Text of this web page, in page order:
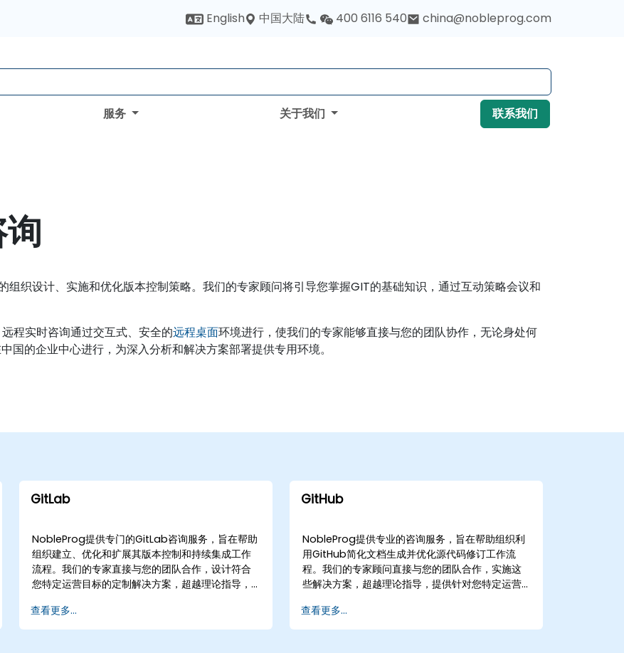
English 中国大陆 400 6116 540 china@nobleprog.com
服务 关于我们 联系我们
织设计、实施和优化版本控制策略。我们的专家顾问将引导您掌握GIT的基础知识，通过互动策略会议和
程实时咨询通过交互式、安全的远程桌面环境进行，使我们的专家能够直接与您的团队协作，无论身处何
的企业中心进行，为深入分析和解决方案部署提供专用环境。
GitLab
NobleProg提供专门的GitLab咨询服务，旨在帮助
组织建立、优化和扩展其版本控制和持续集成工作
流程。我们的专家直接与您的团队合作，设计符合
您特定运营目标的定制解决方案，超越理论指导，
或线下服务。远程咨询通过交互式远程桌面环境进
行，使我们的专家能够实时指导您的团队进行配
查看更多...
GitHub
NobleProg提供专业的咨询服务，旨在帮助组织利
用GitHub简化文档生成并优化源代码修订工作流
程。我们的专家顾问直接与您的团队合作，实施这
些解决方案，超越理论指导，提供针对您特定运营
活，可提供远程咨询或线下顾问会议。远程咨询通
过安全的交互式远程桌面会议进行，使我们的顾问
查看更多...